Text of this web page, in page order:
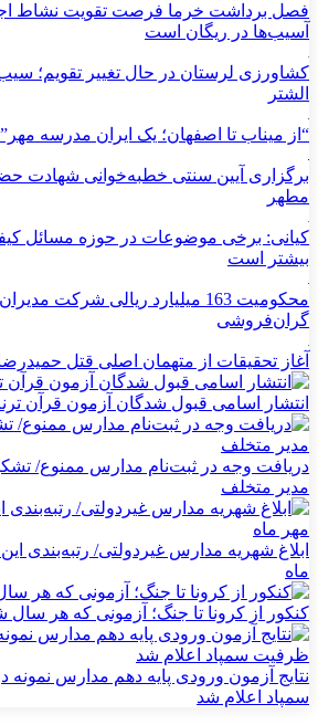
فصل برداشت خرما فرصت تقویت نشاط
آسیب‌ها در ریگان است
کشاورزی لرستان در حال تغییر تقویم؛
الشتر
“از میناب تا اصفهان؛ یک ایران مدرسه
برگزاری آیین سنتی خطبه‌خوانی شهادت
مطهر
کیانی: برخی موضوعات در حوزه مسائل
بیشتر است
محکومیت 163 میلیارد ریالی شرکت
گران‌فروشی
آغاز تحقیقات از متهمان اصلی قتل
انتشار اسامی قبول شدگان آزمون قرآن
مدیر متخلف
ابلاغ شهریه مدارس غیردولتی/ رتبه‌بندی
ماه
کنکور از کرونا تا جنگ؛ آزمونی که هر
نتایج آزمون ورودی پایه دهم مدارس
سمپاد اعلام شد